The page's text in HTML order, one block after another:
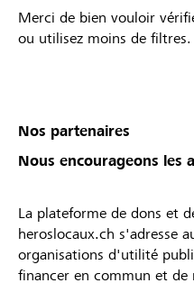
Merci de bien vouloir
ou utilisez moins de filtres.
Nos partenaires
Nous encourageons les
La plateforme de dons et
heroslocaux.ch s'adresse
organisations d'utilité
financer en commun et de